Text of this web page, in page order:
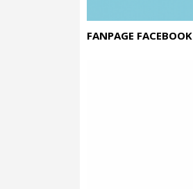
FANPAGE FACEBOOK